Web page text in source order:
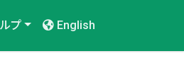
プ English